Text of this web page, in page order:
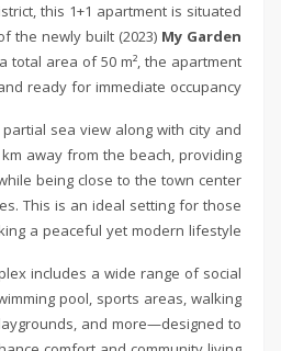
this 1+1 apartment is situated
the newly built (2023) My Garden
total area of 50 m², the apartment
ready for immediate occupancy.
sea view along with city and
away from the beach, providing
being close to the town center
This is an ideal setting for those
a peaceful yet modern lifestyle.
includes a wide range of social
pool, sports areas, walking
and more—designed to